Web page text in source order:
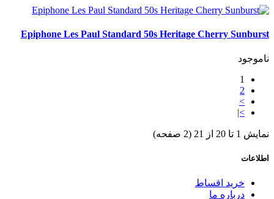
Epiphone Les Paul Standard 50s Heritage Cherry Sunburst
ناموجود
1
2
>
>|
نمایش 1 تا 20 از 21 (2 صفحه)
اطلاعات
خرید اقساط
درباره ما